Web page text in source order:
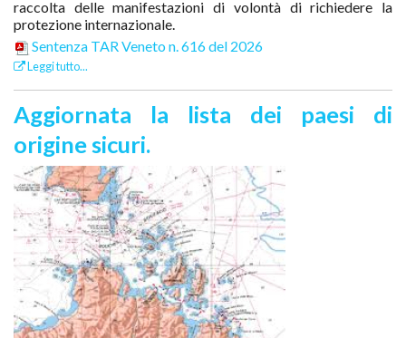
raccolta delle manifestazioni di volontà di richiedere la
protezione internazionale.
Sentenza TAR Veneto n. 616 del 2026
Leggi tutto...
Aggiornata la lista dei paesi di
origine sicuri.